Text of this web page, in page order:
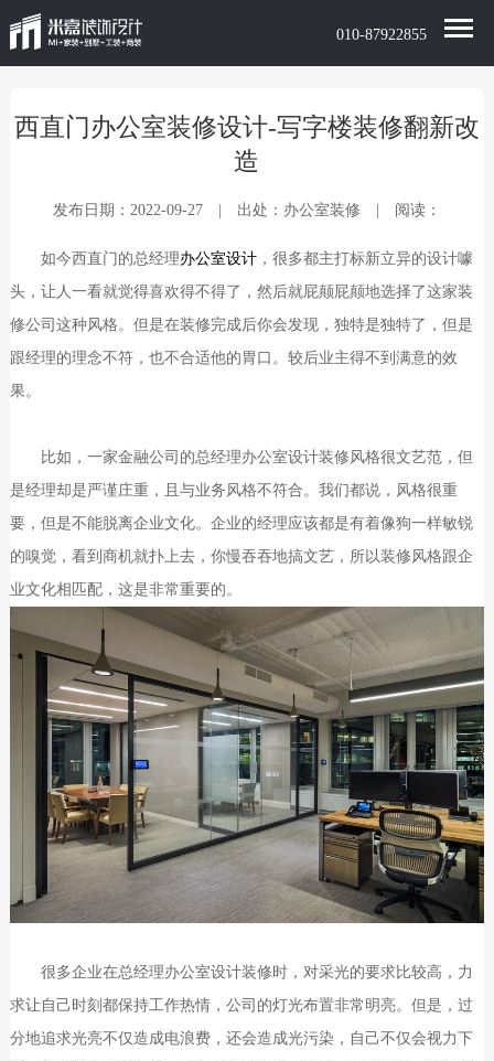
010-87922855
西直门办公室装修设计-写字楼装修翻新改
造
发布日期：2022-09-27 | 出处：办公室装修 | 阅读：
如今西直门的总经理办公室设计，很多都主打标新立异的设计噱
头，让人一看就觉得喜欢得不得了，然后就屁颠屁颠地选择了这家装
修公司这种风格。但是在装修完成后你会发现，独特是独特了，但是
跟经理的理念不符，也不合适他的胃口。较后业主得不到满意的效
果。
比如，一家金融公司的总经理办公室设计装修风格很文艺范，但
是经理却是严谨庄重，且与业务风格不符合。我们都说，风格很重
要，但是不能脱离企业文化。企业的经理应该都是有着像狗一样敏锐
的嗅觉，看到商机就扑上去，你慢吞吞地搞文艺，所以装修风格跟企
业文化相匹配，这是非常重要的。
很多企业在总经理办公室设计装修时，对采光的要求比较高，力
求让自己时刻都保持工作热情，公司的灯光布置非常明亮。但是，过
分地追求光亮不仅造成电浪费，还会造成光污染，自己不仅会视力下